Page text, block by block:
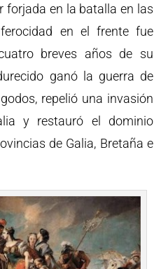
forjada en la batalla en las
en el frente fue
breves años de su
ganó la guerra de
repelió una invasión
y restauró el dominio
de Galia, Bretaña e